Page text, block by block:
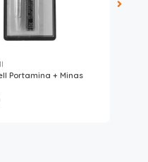
Portamina + Minas